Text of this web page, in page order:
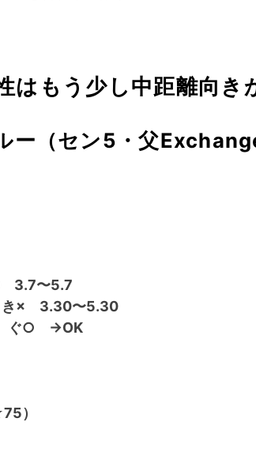
はもう少し中距離向き
ー（セン5・父
3.7〜5.7
× 3.30〜5.30
ぐ○ →OK
）